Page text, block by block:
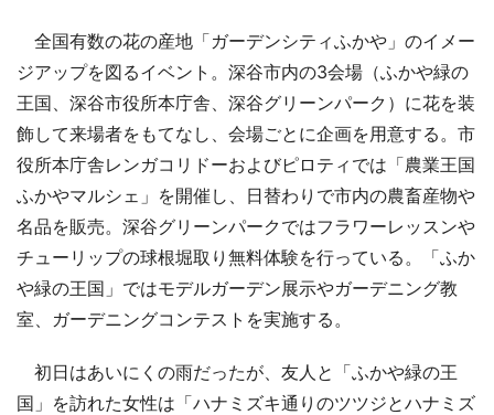
全国有数の花の産地「ガーデンシティふかや」のイメー
ジアップを図るイベント。深谷市内の3会場（ふかや緑の
王国、深谷市役所本庁舎、深谷グリーンパーク）に花を装
飾して来場者をもてなし、会場ごとに企画を用意する。市
役所本庁舎レンガコリドーおよびピロティでは「農業王国
ふかやマルシェ」を開催し、日替わりで市内の農畜産物や
名品を販売。深谷グリーンパークではフラワーレッスンや
チューリップの球根堀取り無料体験を行っている。「ふか
や緑の王国」ではモデルガーデン展示やガーデニング教
室、ガーデニングコンテストを実施する。
初日はあいにくの雨だったが、友人と「ふかや緑の王
国」を訪れた女性は「ハナミズキ通りのツツジとハナミズ